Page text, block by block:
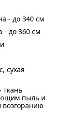
- до 340 см
- до 360 см
сухая
ткань
пыль и
возгоранию